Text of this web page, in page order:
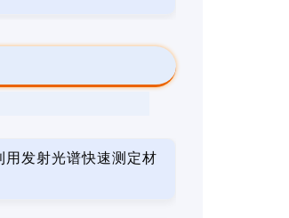
用发射光谱快速测定材